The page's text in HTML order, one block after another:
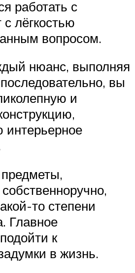
работать с
лёгкостью
вопросом.
нюанс, выполняя
вы
и
то степени
Главное
к
в жизнь.